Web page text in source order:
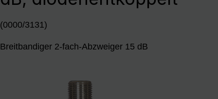
(0000/3131)
Breitbandiger 2-fach-Abzweiger 15 dB